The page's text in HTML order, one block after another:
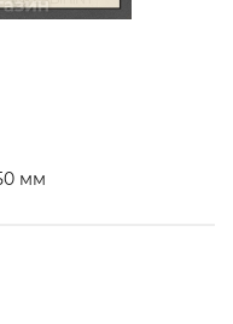
мм